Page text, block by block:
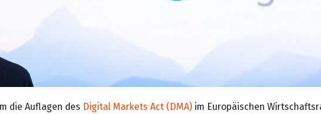
die Auflagen des Digital Markets Act (DMA) im Europäischen